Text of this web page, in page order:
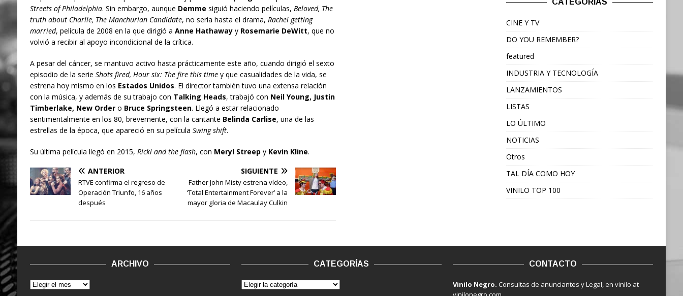
Streets of Philadelphia. Sin embargo, aunque Demme siguió haciendo películas, Beloved, The
truth about Charlie, The Manchurian Candidate, no sería hasta el drama, Rachel getting
married, película de 2008 en la que dirigió a Anne Hathawayy Rosemarie DeWitt, que no
volvió a recibir al apoyo incondicional de la crítica.
A pesar del cáncer, se mantuvo activo hasta prácticamente este año, cuando dirigió el sexto
episodio de la serie Shots fired, Hour six: The fire this timey que casualidades de la vida, se
estrena hoy mismo en los Estados Unidos. El director también tuvo una extensa relación
con la música, y además de su trabajo con Talking Heads, trabajó con Neil Young, Justin
Timberlake, New Ordero Bruce Springsteen. Llegó a estar relacionado
sentimentalmente en los 80, brevemente, con la cantante Belinda Carlise, una de las
estrellas de la época, que apareció en su película Swing shift.
Su última película llegó en 2015, Ricki and the flash, con Meryl Streep yKevin Kline.
ANTERIOR
RTVE confirma el regreso de
Operación Triunfo, 16 años
después
SIGUIENTE
Father John Misty estrena vídeo,
‘Total Entertainment Forever’ a la
mayor gloria de Macaulay Culkin
CATEGORÍAS
CINE Y TV
DO YOU REMEMBER?
featured
INDUSTRIA Y TECNOLOGÍA
LANZAMIENTOS
LISTAS
LO ÚLTIMO
NOTICIAS
Otros
TAL DÍA COMO HOY
VINILO TOP 100
ARCHIVO CATEGORÍAS CONTACTO
Vinilo Negro.Consultas de anunciantes y Legal, en vinilo at